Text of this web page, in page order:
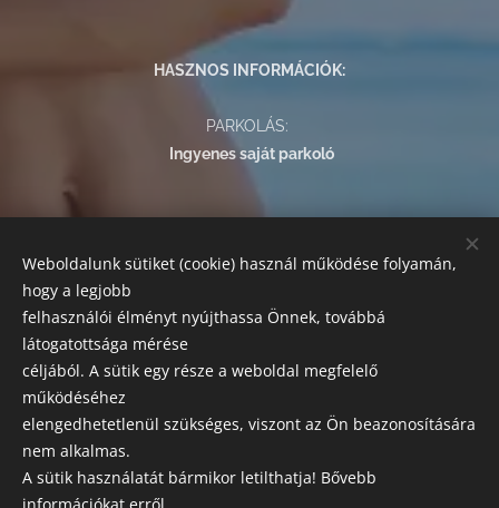
HASZNOS INFORMÁCIÓK:
PARKOLÁS:
Ingyenes saját parkoló
Az alábbi módokon egyenlítheti ki szolgáltatásaink árát:
készpénz, bankkártyás fizetés, SZÉP kártya.
SZAKRENDELÉSEK
Előzetes előjegyzés szükséges!
Esztétikai, orvosi központ és labor
Leírásaink tájékoztató jellegűek, a változtatás jogát fenntartjuk
Weboldalunk sütiket (cookie) használ működése folyamán,
hogy a legjobb
felhasználói élményt nyújthassa Önnek, továbbá
látogatottsága mérése
céljából. A sütik egy része a weboldal megfelelő
működéséhez
elengedhetetlenül szükséges, viszont az Ön beazonosítására
nem alkalmas.
A sütik használatát bármikor letilthatja! Bővebb